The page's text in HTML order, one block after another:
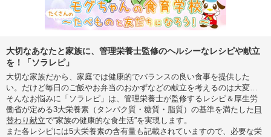
大切なあなたと家族に、管理栄養士監修のヘルシーなレシピや献立
を！「ソラレピ」
大切な家族だから、家庭では健康的でバランスの良い食事を提供した
い。だけど毎日のご飯やお弁当のおかずなどの献立を考えるのは大変…
そんなお悩みに「ソラレピ」は、管理栄養士が監修するレシピ＆厚生労
働省が定める3大栄養素（タンパク質・糖質・脂質）の基準を満たした 日
替わり献立で“家族の健康的な食生活”を実現します。
また各レシピには5大栄養素の含有量も記載されていますので、必要な栄